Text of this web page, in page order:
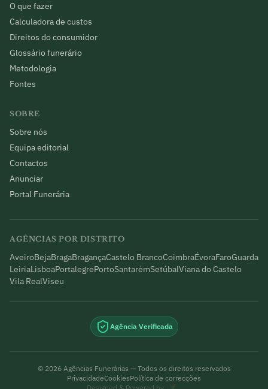
O que fazer
Calculadora de custos
Direitos do consumidor
Glossário funerário
Metodologia
Fontes
SOBRE
Sobre nós
Equipa editorial
Contactos
Anunciar
Portal Funerária
AGÊNCIAS POR DISTRITO
AveiroBejaBragaBragançaCastelo BrancoCoimbraÉvoraFaroGuarda
LeiriaLisboaPortalegrePortoSantarémSetúbalViana do Castelo
Vila RealViseu
Agência Verificada
© 2026Agências Funerárias — Todos os direitos reservados
PrivacidadeCookiesPolítica de correcções